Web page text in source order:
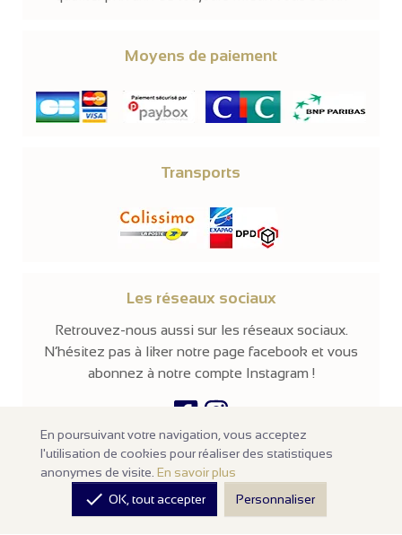
Moyens de paiement
Transports
Les réseaux sociaux
Retrouvez-nous aussi sur les réseaux sociaux.
N’hésitez pas à liker notre page facebook et vous
abonnez à notre compte Instagram !
© 2026 -Parissima-Tous droits réservés
En poursuivant votre navigation, vous acceptez
l'utilisation de cookies pour réaliser des statistiques
anonymes de visite. En savoir plus
 OK, tout accepter Personnaliser
Notre site en ligne estréservé aux professionnels
la beauté. Les prix sont affichés hors taxes. Nos produits sont
vendus à l'unité avec un minimum d'achats de100€ HT